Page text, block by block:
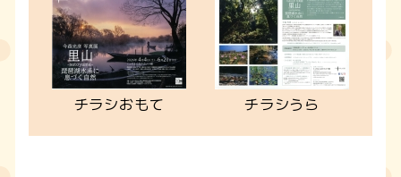
チラシおもて チラシうら